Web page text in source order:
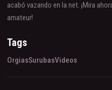
acabó vazando en la net. ¡Mira
amateur!
Tags
OrgiasSurubasVideos